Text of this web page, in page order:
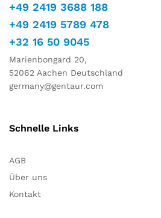
+49 2419 3688 188
+49 2419 5789 478
+32 16 50 9045
Marienbongard 20,
52062 Aachen Deutschland
germany@gentaur.com
Schnelle Links
AGB
Über uns
Kontakt